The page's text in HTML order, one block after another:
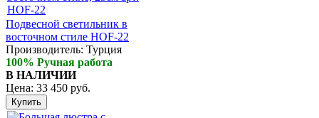
Подвесной светильник в
восточном стиле HOF-22
Производитель: Турция
100% Ручная работа
В НАЛИЧИИ
Цена: 33 450 руб.